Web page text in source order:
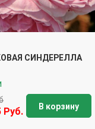
СИНДЕРЕЛЛА
Руб. В корзину